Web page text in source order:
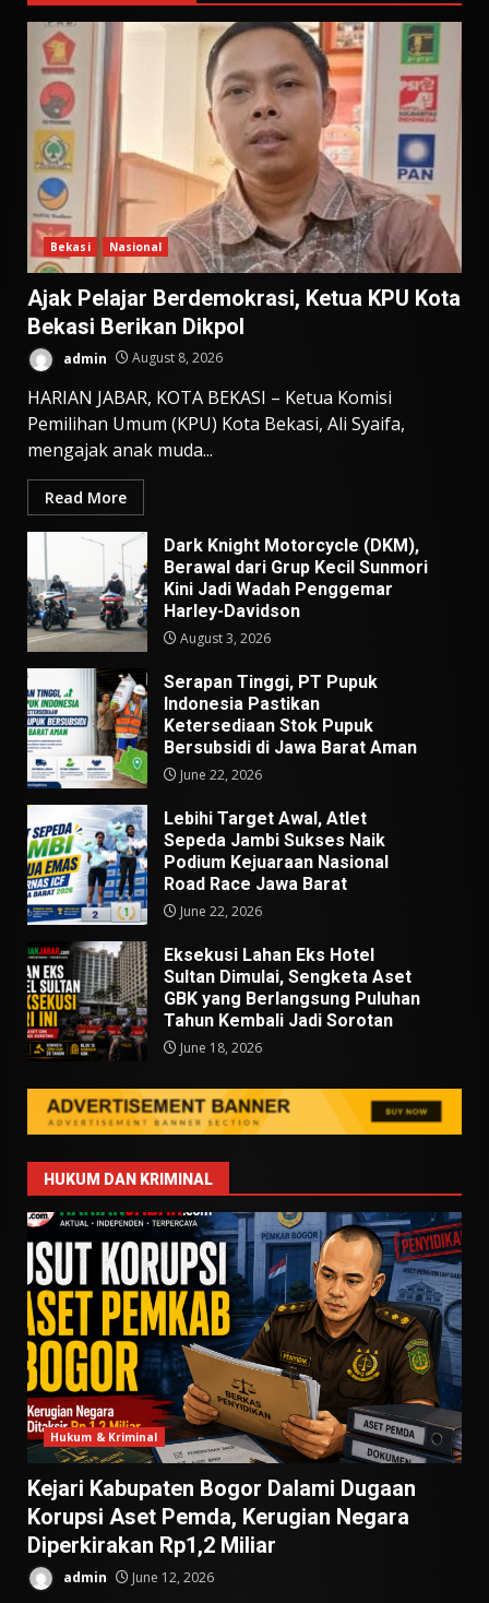
Bekasi Nasional
Ajak Pelajar Berdemokrasi, Ketua KPU Kota
Bekasi Berikan Dikpol
admin August 8, 2026
HARIAN JABAR, KOTA BEKASI – Ketua Komisi
Pemilihan Umum (KPU) Kota Bekasi, Ali Syaifa,
mengajak anak muda...
Read More
Dark Knight Motorcycle (DKM),
Berawal dari Grup Kecil Sunmori
Kini Jadi Wadah Penggemar
Harley-Davidson
August 3, 2026
Serapan Tinggi, PT Pupuk
Indonesia Pastikan
Ketersediaan Stok Pupuk
Bersubsidi di Jawa Barat Aman
June 22, 2026
Lebihi Target Awal, Atlet
Sepeda Jambi Sukses Naik
Podium Kejuaraan Nasional
Road Race Jawa Barat
June 22, 2026
Eksekusi Lahan Eks Hotel
Sultan Dimulai, Sengketa Aset
GBK yang Berlangsung Puluhan
Tahun Kembali Jadi Sorotan
June 18, 2026
HUKUM DAN KRIMINAL
Hukum & Kriminal
Kejari Kabupaten Bogor Dalami Dugaan
Korupsi Aset Pemda, Kerugian Negara
Diperkirakan Rp1,2 Miliar
admin June 12, 2026